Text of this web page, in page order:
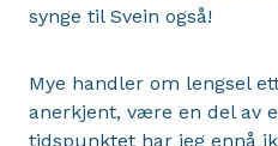
synge til Svein også!
Mye handler om lengsel
anerkjent, være en del av
tidspunktet har jeg ennå